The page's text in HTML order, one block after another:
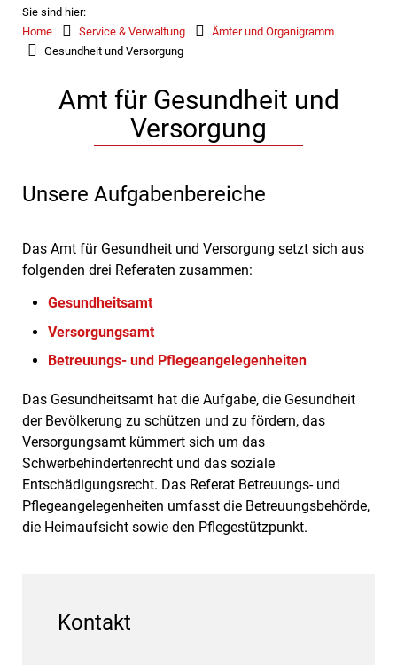
Sie sind hier:
Home
Service & Verwaltung
Ämter und Organigramm
Gesundheit und Versorgung
Amt für Gesundheit und
Versorgung
Unsere Aufgabenbereiche
Das Amt für Gesundheit und Versorgung setzt sich aus
folgenden drei Referaten zusammen:
Gesundheitsamt
Versorgungsamt
Betreuungs- und Pflegeangelegenheiten
Das Gesundheitsamt hat die Aufgabe, die Gesundheit
der Bevölkerung zu schützen und zu fördern, das
Versorgungsamt kümmert sich um das
Schwerbehindertenrecht und das soziale
Entschädigungsrecht. Das Referat Betreuungs- und
Pflegeangelegenheiten umfasst die Betreuungsbehörde,
die Heimaufsicht sowie den Pflegestützpunkt.
Kontakt